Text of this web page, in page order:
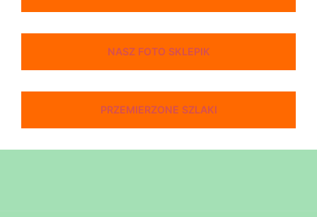
NASZ FOTO SKLEPIK
PRZEMIERZONE SZLAKI